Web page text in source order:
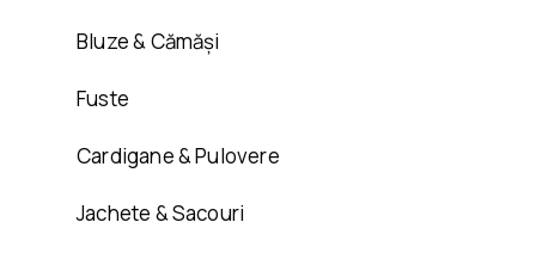
Bluze & Cămăși
Fuste
Cardigane & Pulovere
Jachete & Sacouri